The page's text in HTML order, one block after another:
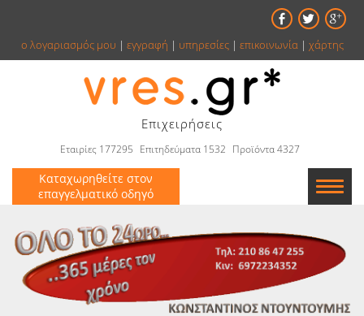
ο λογαριασμός μου | εγγραφή | υπηρεσίες| επικοινωνία| χάρτης
Επιχειρήσεις
Εταιρίες 177295 Επιτηδεύματα 1532 Προϊόντα 4327
Καταχωρηθείτε στον
επαγγελματικό οδηγό
Εταιρείες
Κατάλογος
Αγγελίες